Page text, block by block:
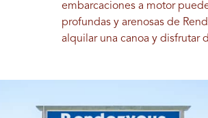
embarcaciones a motor
profundas y arenosas de
alquilar una canoa y disfrutar